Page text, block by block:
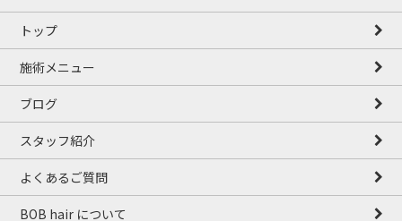
トップ
施術メニュー
ブログ
スタッフ紹介
よくあるご質問
BOB hair について